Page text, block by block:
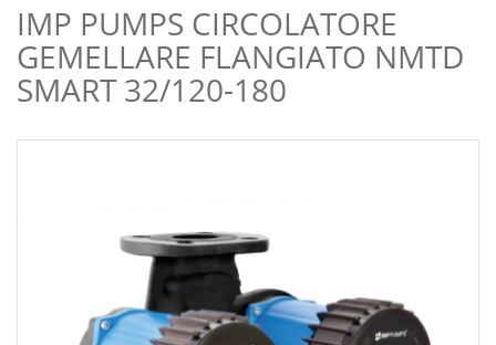
IMP PUMPS CIRCOLATORE
GEMELLARE FLANGIATO NMTD
SMART 32/120-180